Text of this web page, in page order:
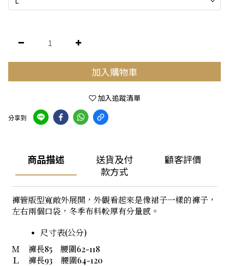
加入購物車
加入追蹤清單
分享到
商品描述
送貨及付
款方式
顧客評價
褲管版型寬敞外展開，外觀看起來是像裙子一樣的褲子，
左右兩個口袋，冬季布料較厚有分量感。
尺寸表(公分)
Ｍ 褲長85 腰圍62-118
Ｌ 褲長93 腰圍64-120